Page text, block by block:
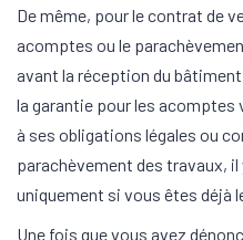
De même, pour le contrat de
acomptes ou le
avant la réception du
la garantie pour les acomptes
à ses obligations légales ou
parachèvement des travaux,
uniquement si vous êtes déjà
Une fois que vous avez